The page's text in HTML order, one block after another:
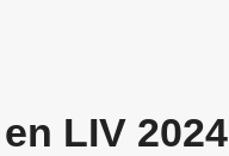
LIV 2024